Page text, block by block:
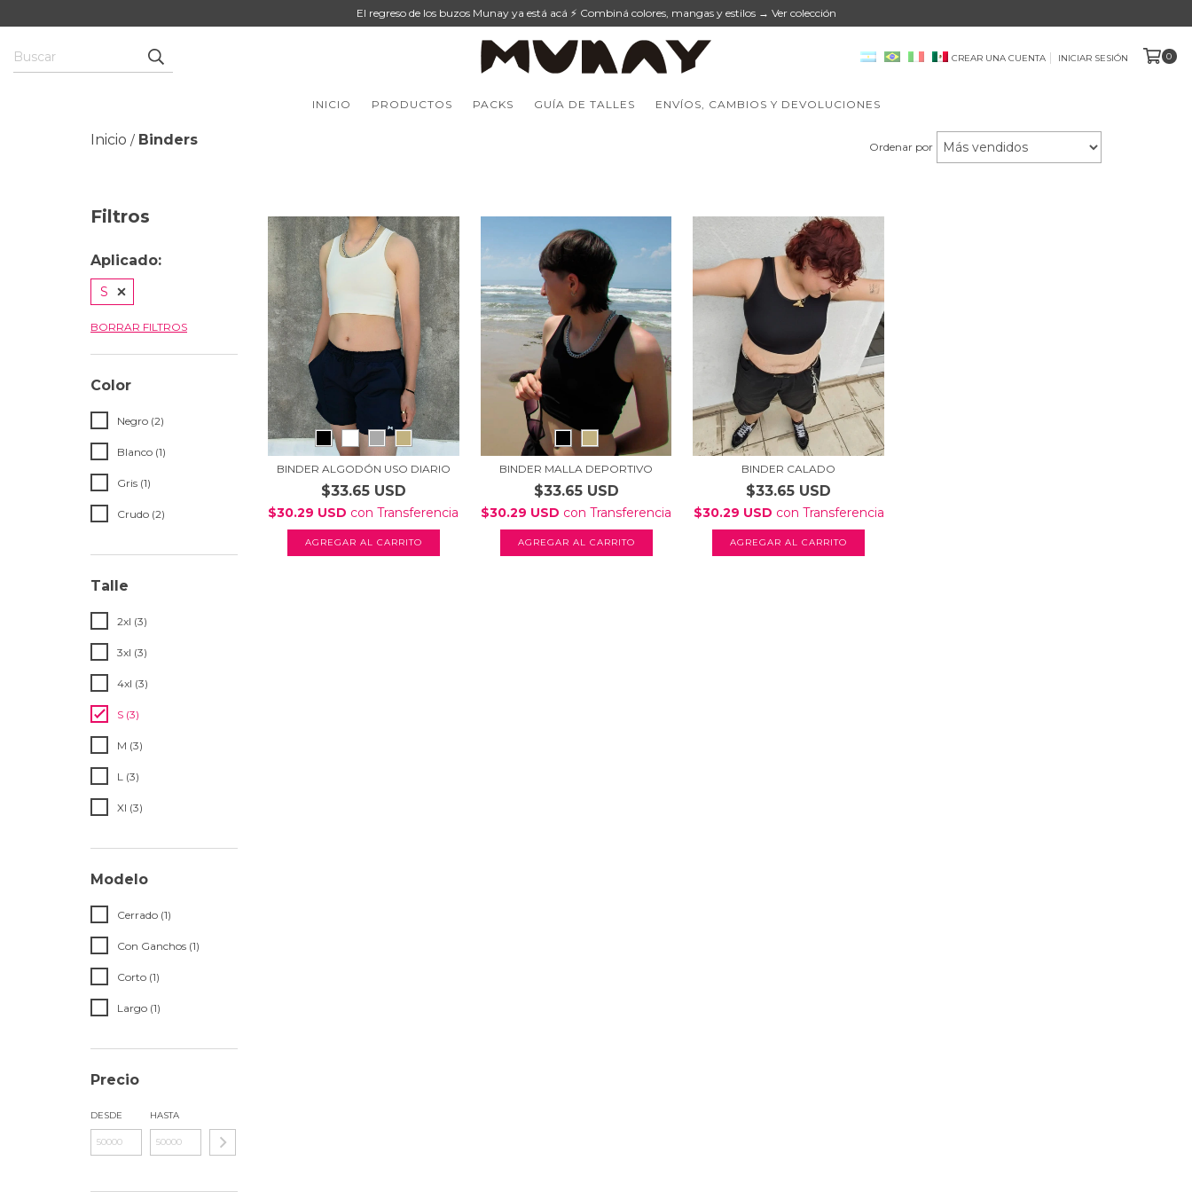
El regreso de los buzos Munay ya está acá ⚡ Combiná colores, mangas y estilos → Ver colección
CREAR UNA CUENTA INICIAR SESIÓN 0
INICIO PRODUCTOS PACKS GUÍA DE TALLES ENVÍOS, CAMBIOS Y DEVOLUCIONES
Inicio / Binders Ordenar por
Filtros
Aplicado:
S
BORRAR FILTROS
Color
Negro (2)
Blanco (1)
Gris (1)
Crudo (2)
Talle
2xl (3)
3xl (3)
4xl (3)
S (3)
M (3)
L (3)
Xl (3)
Modelo
Cerrado (1)
Con Ganchos (1)
Corto (1)
Largo (1)
Precio
DESDE HASTA
BINDER ALGODÓN USO DIARIO
$33.65 USD
$30.29 USD con Transferencia
AGREGAR AL CARRITO
BINDER MALLA DEPORTIVO
$33.65 USD
$30.29 USD con Transferencia
AGREGAR AL CARRITO
BINDER CALADO
$33.65 USD
$30.29 USD con Transferencia
AGREGAR AL CARRITO